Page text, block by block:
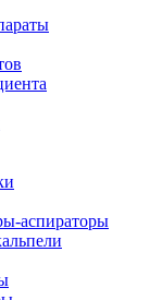
аспираторы